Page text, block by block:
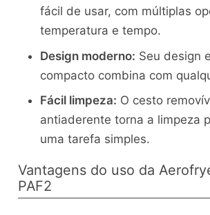
fácil de usar, com múltiplas
temperatura e tempo.
Design moderno: Seu design
compacto combina com
Fácil limpeza: O cesto
antiaderente torna a limpeza
uma tarefa simples.
Vantagens do uso da
PAF2